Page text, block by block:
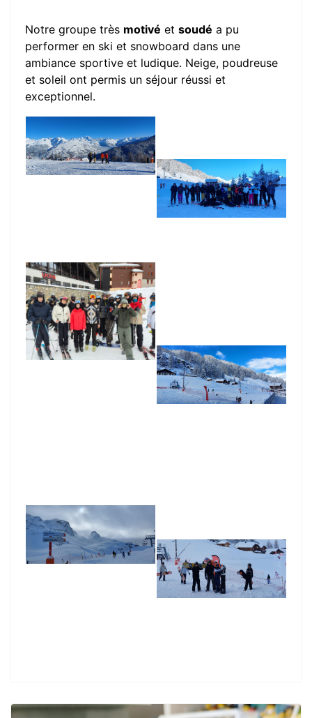
Notre groupe très motivé et soudé a pu
performer en ski et snowboard dans une
ambiance sportive et ludique. Neige, poudreuse
et soleil ont permis un séjour réussi et
exceptionnel.